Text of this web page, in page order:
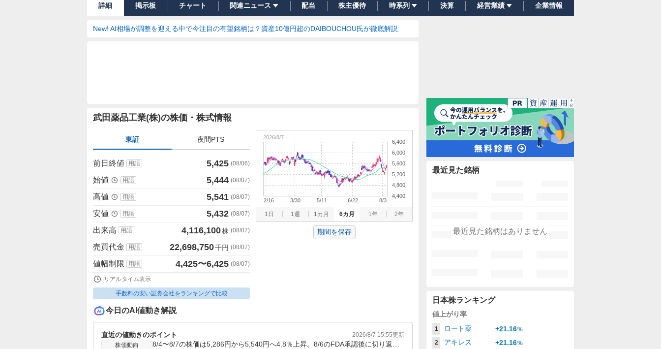
詳細 掲示板 チャート 関連ニュース 配当 株主優待 時系列 決算 経営業績 企業情報
New! AI相場が調整を迎える中で今注目の有望銘柄は？資産10億円超のDAIBOUCHOU氏が徹底解説
武田薬品工業(株)の株価・株式情報
価
値
東証 夜間PTS
前日終値 用語 5,425 (08/06)
始値 用語 5,444 (08/07)
高値 用語 5,541 (08/07)
安値 用語 5,432 (08/07)
出来高 用語 4,116,100株 (08/07)
売買代金 用語 22,698,750千円 (08/07)
値幅制限 用語 4,425〜6,425 (08/07)
リアルタイム表示
手数料の安い証券会社をランキングで比較
1日 1週 1カ月 6カ月 1年 2年
4,400
4,800
5,200
5,600
6,000
6,400
2/16 3/30 5/11 6/22 8/3
2026/8/7
期間を保存
今日のAI値動き解説
直近の値動きのポイント 2026/8/7 15:55更新
株価動向
最近見た銘柄
最近見た銘柄はありません
日本株ランキング
値上がり率
1 ロート薬 +21.16%
2
アキレス +21.16%